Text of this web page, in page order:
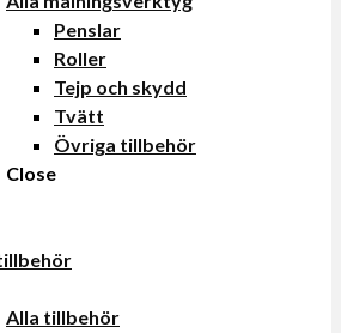
Penslar
Roller
Tejp och skydd
Tvätt
Övriga tillbehör
Close
Alla tillbehör